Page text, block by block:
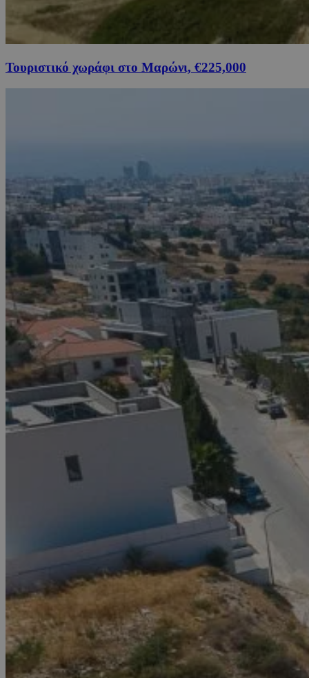
Τουριστικό χωράφι στο Μαρώνι, €225,000